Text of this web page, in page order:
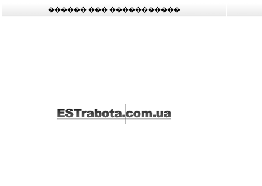
������ ��� �����������